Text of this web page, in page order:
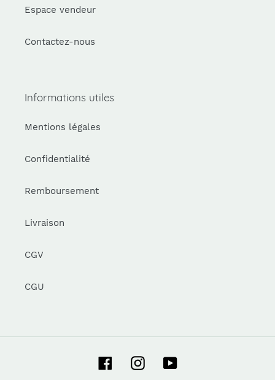
Espace vendeur
Contactez-nous
Informations utiles
Mentions légales
Confidentialité
Remboursement
Livraison
CGV
CGU
FacebookInstagramYouTube